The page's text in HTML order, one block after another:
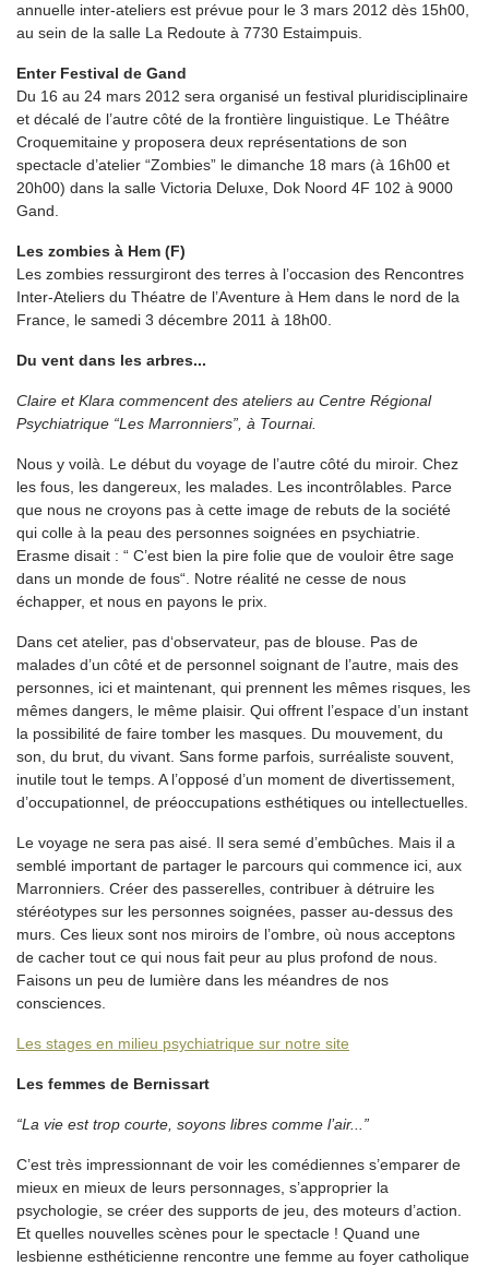
annuelle inter-ateliers est prévue pour le 3 mars 2012 dès 15h00,
au sein de la salle La Redoute à 7730 Estaimpuis.
Enter Festival de Gand
Du 16 au 24 mars 2012 sera organisé un festival pluridisciplinaire
et décalé de l’autre côté de la frontière linguistique. Le Théâtre
Croquemitaine y proposera deux représentations de son
spectacle d’atelier “Zombies” le dimanche 18 mars (à 16h00 et
20h00) dans la salle Victoria Deluxe, Dok Noord 4F 102 à 9000
Gand.
Les zombies à Hem (F)
Les zombies ressurgiront des terres à l’occasion des Rencontres
Inter-Ateliers du Théatre de l’Aventure à Hem dans le nord de la
France, le samedi 3 décembre 2011 à 18h00.
Du vent dans les arbres...
Claire et Klara commencent des ateliers au Centre Régional
Psychiatrique “Les Marronniers”, à Tournai.
Nous y voilà. Le début du voyage de l’autre côté du miroir. Chez
les fous, les dangereux, les malades. Les incontrôlables. Parce
que nous ne croyons pas à cette image de rebuts de la société
qui colle à la peau des personnes soignées en psychiatrie.
Erasme disait : “ C’est bien la pire folie que de vouloir être sage
dans un monde de fous“. Notre réalité ne cesse de nous
échapper, et nous en payons le prix.
Dans cet atelier, pas d‘observateur, pas de blouse. Pas de
malades d’un côté et de personnel soignant de l’autre, mais des
personnes, ici et maintenant, qui prennent les mêmes risques, les
mêmes dangers, le même plaisir. Qui offrent l’espace d’un instant
la possibilité de faire tomber les masques. Du mouvement, du
son, du brut, du vivant. Sans forme parfois, surréaliste souvent,
inutile tout le temps. A l’opposé d’un moment de divertissement,
d’occupationnel, de préoccupations esthétiques ou intellectuelles.
Le voyage ne sera pas aisé. Il sera semé d’embûches. Mais il a
semblé important de partager le parcours qui commence ici, aux
Marronniers. Créer des passerelles, contribuer à détruire les
stéréotypes sur les personnes soignées, passer au-dessus des
murs. Ces lieux sont nos miroirs de l’ombre, où nous acceptons
de cacher tout ce qui nous fait peur au plus profond de nous.
Faisons un peu de lumière dans les méandres de nos
consciences.
Les stages en milieu psychiatrique sur notre site
Les femmes de Bernissart
“La vie est trop courte, soyons libres comme l’air...”
C’est très impressionnant de voir les comédiennes s’emparer de
mieux en mieux de leurs personnages, s’approprier la
psychologie, se créer des supports de jeu, des moteurs d’action.
Et quelles nouvelles scènes pour le spectacle ! Quand une
lesbienne esthéticienne rencontre une femme au foyer catholique